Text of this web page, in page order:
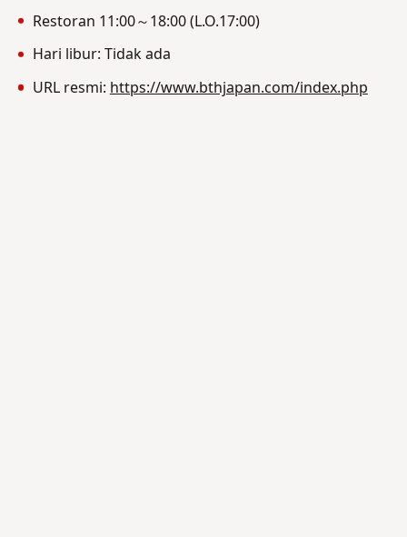
Restoran 11:00～18:00 (L.O.17:00)
Hari libur: Tidak ada
URL resmi:https://www.bthjapan.com/index.php